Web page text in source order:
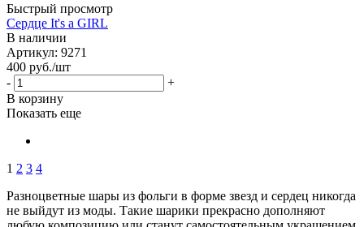
Быстрый просмотр
Сердце It's a GIRL
В наличии
Артикул: 9271
400 руб./шт
-
+
В корзину
Показать еще
1 2 3 4
Разноцветные шары из фольги в форме звезд и сердец никогда
не выйдут из моды. Такие шарики прекрасно дополняют